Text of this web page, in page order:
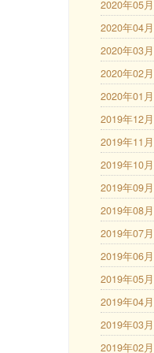
2020年05月
2020年04月
2020年03月
2020年02月
2020年01月
2019年12月
2019年11月
2019年10月
2019年09月
2019年08月
2019年07月
2019年06月
2019年05月
2019年04月
2019年03月
2019年02月